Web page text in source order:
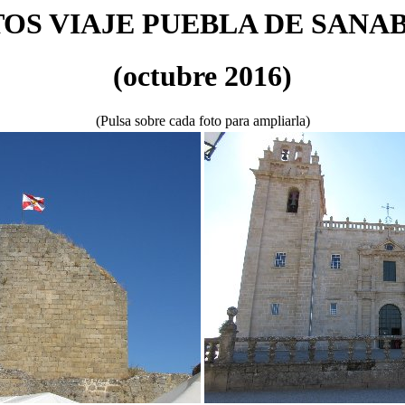
VIAJE PUEBLA DE
(octubre 2016)
(Pulsa sobre cada foto para ampliarla)